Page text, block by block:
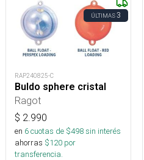
ÚLTIMAS3
RAP240825-C
Buldo sphere cristal
Ragot
$ 2.990
en 6cuotas de $498sin interés
ahorras $120 por
transferencia.